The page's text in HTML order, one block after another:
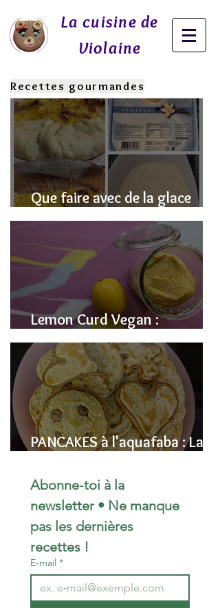
La cuisine de
Violaine
Recettes gourmandes
Que faire avec de la glace
fondue? J'ai la SOLUTION!
Lemon Curd Vegan :
L'alternative saine aux pois
chiches
PANCAKES à l'aquafaba : La
Moelleuse (Sans Œufs)
Abonne-toi à la
newsletter • Ne manque
pas les dernières
recettes !
E-mail *